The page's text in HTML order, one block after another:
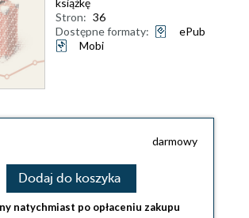
książkę
Stron: 36
Dostępne formaty:
ePub
Mobi
darmowy
Dodaj do koszyka
natychmiast po opłaceniu zakupu